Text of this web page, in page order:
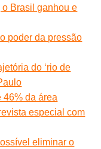
o Brasil ganhou e
poder da pressão
do ‘rio de
46% da área
especial com
eliminar o